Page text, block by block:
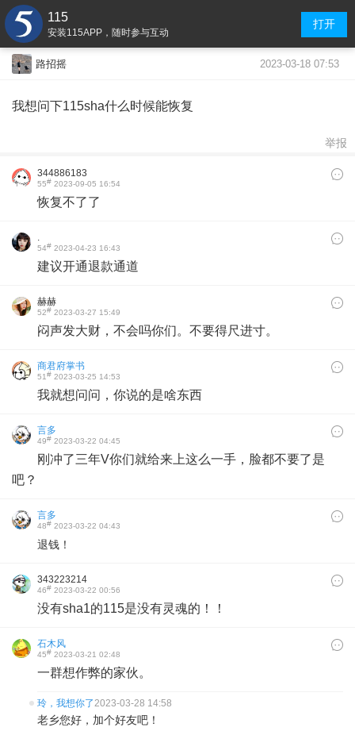
115
安装115APP，随时参与互动
打开
路招摇 2023-03-18 07:53
我想问下115sha什么时候能恢复
举报
344886183
55# 2023-09-05 16:54
恢复不了了
.
54# 2023-04-23 16:43
建议开通退款通道
赫赫
52# 2023-03-27 15:49
闷声发大财，不会吗你们。不要得尺进寸。
商君府掌书
51# 2023-03-25 14:53
我就想问问，你说的是啥东西
言多
49# 2023-03-22 04:45
刚冲了三年V你们就给来上这么一手，脸都不要了是
吧？
言多
48# 2023-03-22 04:43
退钱！
343223214
46# 2023-03-22 00:56
没有sha1的115是没有灵魂的！！
石木风
45# 2023-03-21 02:48
一群想作弊的家伙。
玲，我想你了2023-03-28 14:58
老乡您好，加个好友吧！